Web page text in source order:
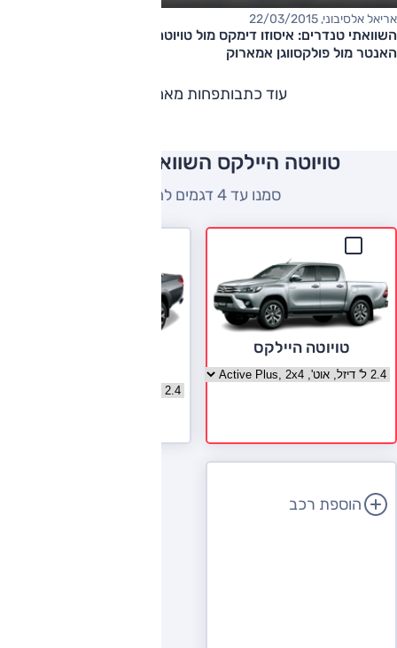
אריאל אלסיבוני, 22/03/2015
השוואתי טנדרים: איסוזו דימקס מול טויוטה היילקס מול מיצובישי
האנטר מול פולקסווגן אמארוק
עוד כתבותפחות מאמרים
טויוטה היילקס השוואה למתחרים
סמנו עד 4 דגמים להשוואה
טויוטה היילקס
בחר גרסה טויוטה היילקס
בחר גרסה פיאט פולבק
הוספת רכב